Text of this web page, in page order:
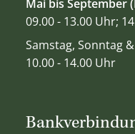
Mai bis September
09.00 - 13.00 Uhr;
Samstag, Sonntag
10.00 - 14.00 Uhr